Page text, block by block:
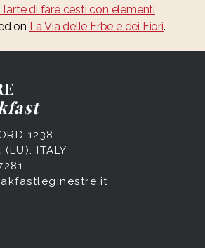
di fare cesti con elementi
on La Via delle Erbe e dei Fiori.
1238
ITALY